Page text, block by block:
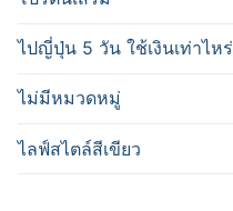
ไปญี่ปุ่น 5 วัน ใช้เงินเท่าไหร่
ไม่มีหมวดหมู่
ไลฟ์สไตล์สีเขียว